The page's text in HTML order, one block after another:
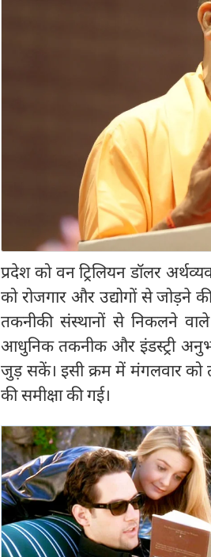
प्रदेश को वन ट्रिलियन डॉलर
को रोजगार और उद्योगों से जोड़ने
तकनीकी संस्थानों से निकलने वाले
आधुनिक तकनीक और इंडस्ट्री
जुड़ सकें। इसी क्रम में मंगलवार को
की समीक्षा की गई।